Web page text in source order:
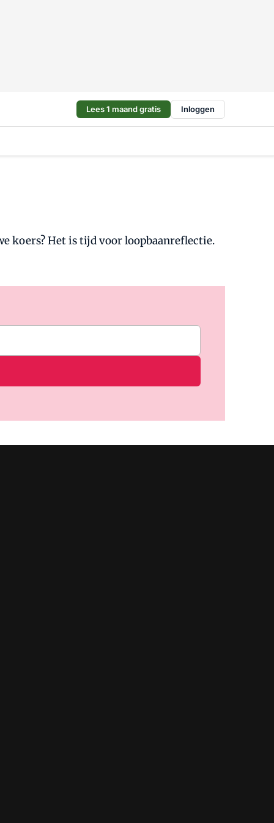
Lees 1 maand gratis Inloggen
koers? Het is tijd voor loopbaanreflectie.